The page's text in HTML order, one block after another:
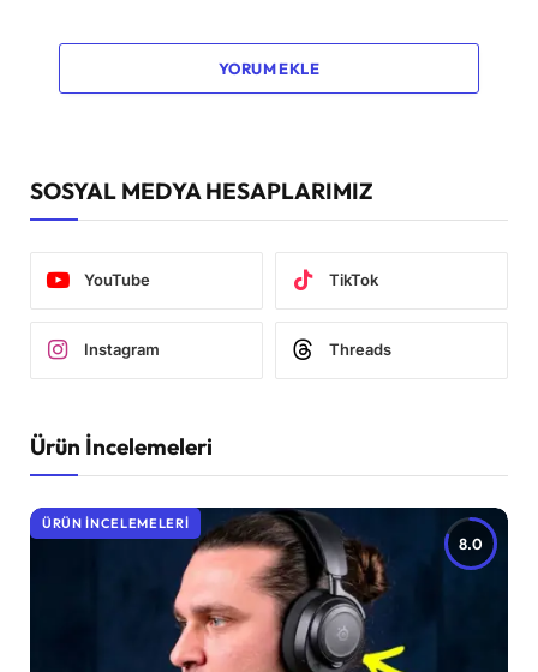
YORUM EKLE
SOSYAL MEDYA HESAPLARIMIZ
YouTube TikTok
Instagram Threads
Ürün İncelemeleri
8.0
ÜRÜN İNCELEMELERI